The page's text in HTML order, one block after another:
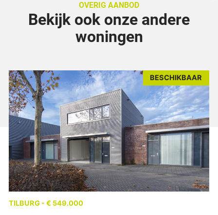
OVERIG AANBOD
Bekijk ook onze andere
woningen
BESCHIKBAAR
TILBURG - € 549.000